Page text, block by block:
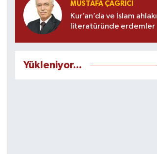
MUSTAFA ÇAĞRICI
Kur’an’da ve İslam ahlakı
literatüründe erdemler
Yükleniyor...